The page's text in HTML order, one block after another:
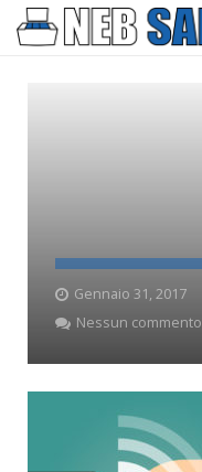
Testimonianze
Contatti
Gennaio 31, 2017
Nessun commento